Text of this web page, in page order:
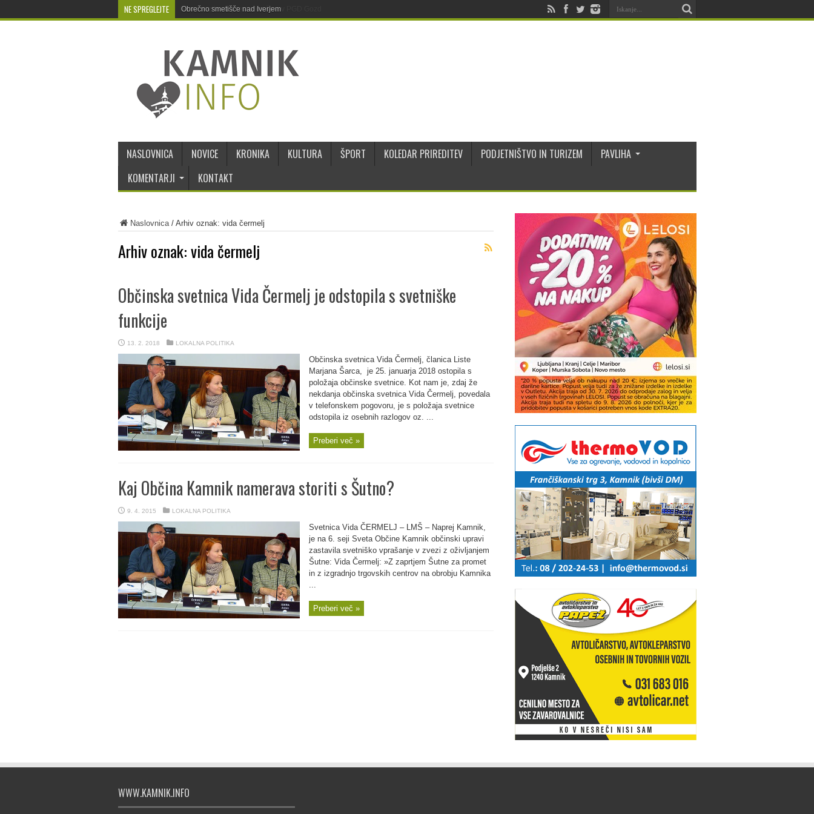
NE SPREGLEJTE Obrečno smetišče nad Iverjem
NASLOVNICA NOVICE KRONIKA KULTURA ŠPORT KOLEDAR PRIREDITEV PODJETNIŠTVO IN TURIZEM
PAVLIHA
KOMENTARJI
KONTAKT
Naslovnica/ Arhiv oznak: vida čermelj
Arhiv oznak:vida čermelj
Občinska svetnica Vida Čermelj je odstopila s svetniške
funkcije
13. 2. 2018 LOKALNA POLITIKA
Občinska svetnica Vida Čermelj, članica Liste
Marjana Šarca, je 25. januarja 2018 ostopila s
položaja občinske svetnice. Kot nam je, zdaj že
nekdanja občinska svetnica Vida Čermelj, povedala
v telefonskem pogovoru, je s položaja svetnice
odstopila iz osebnih razlogov oz. ...
Preberi več »
Kaj Občina Kamnik namerava storiti s Šutno?
9. 4. 2015 LOKALNA POLITIKA
Svetnica Vida ČERMELJ – LMŠ – Naprej Kamnik,
je na 6. seji Sveta Občine Kamnik občinski upravi
zastavila svetniško vprašanje v zvezi z oživljanjem
Šutne: Vida Čermelj: »Z zaprtjem Šutne za promet
in z izgradnjo trgovskih centrov na obrobju Kamnika
...
Preberi več »
WWW.KAMNIK.INFO